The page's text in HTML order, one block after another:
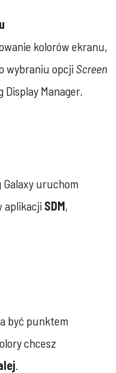
kolorów ekranu,
wybraniu opcji Screen
Display Manager.
uruchom
aplikacji SDM,
być punktem
chcesz
.